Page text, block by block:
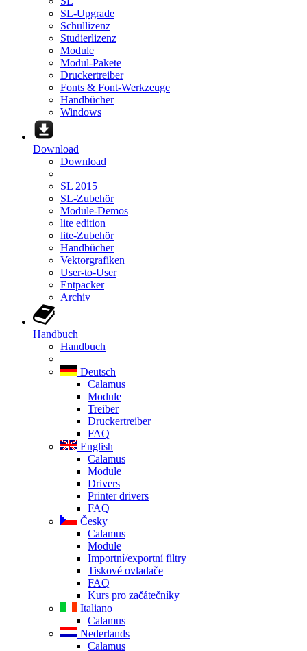
SL-Upgrade
Schullizenz
Studierlizenz
Module
Modul-Pakete
Druckertreiber
Fonts & Font-Werkzeuge
Handbücher
Windows
Download
Download
SL 2015
SL-Zubehör
Module-Demos
lite edition
lite-Zubehör
Handbücher
Vektorgrafiken
User-to-User
Entpacker
Archiv
Handbuch
Handbuch
Deutsch
Calamus
Module
Treiber
Druckertreiber
FAQ
English
Calamus
Module
Drivers
Printer drivers
FAQ
Česky
Calamus
Module
Importní/exportní filtry
Tiskové ovladače
FAQ
Kurs pro začátečníky
Italiano
Calamus
Nederlands
Calamus